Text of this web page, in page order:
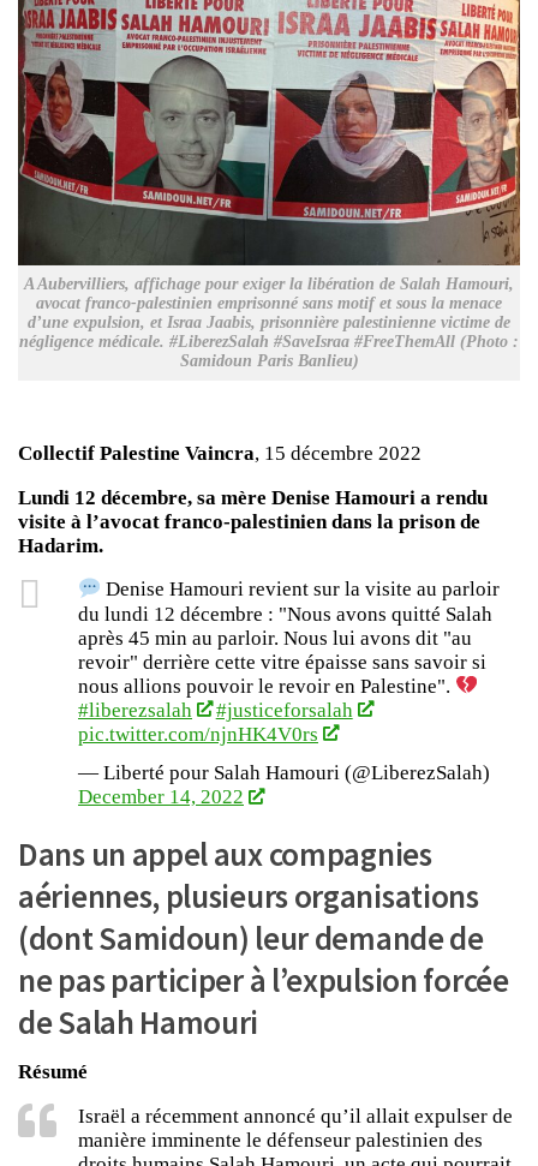
A Aubervilliers, affichage pour exiger la libération de Salah Hamouri,
avocat franco-palestinien emprisonné sans motif et sous la menace
d’une expulsion, et Israa Jaabis, prisonnière palestinienne victime de
négligence médicale. #LiberezSalah #SaveIsraa #FreeThemAll (Photo :
Samidoun Paris Banlieu)
Collectif Palestine Vaincra, 15 décembre 2022
Lundi 12 décembre, sa mère Denise Hamouri a rendu
visite à l’avocat franco-palestinien dans la prison de
Hadarim.
Denise Hamouri revient sur la visite au parloir
du lundi 12 décembre : "Nous avons quitté Salah
après 45 min au parloir. Nous lui avons dit "au
revoir" derrière cette vitre épaisse sans savoir si
nous allions pouvoir le revoir en Palestine".
#liberezsalah
#justiceforsalah
pic.twitter.com/njnHK4V0rs
— Liberté pour Salah Hamouri (@LiberezSalah)
December 14, 2022
Dans un appel aux compagnies
aériennes, plusieurs organisations
(dont Samidoun) leur demande de
ne pas participer à l’expulsion forcée
de Salah Hamouri
Résumé
Israël a récemment annoncé qu’il allait expulser de
manière imminente le défenseur palestinien des